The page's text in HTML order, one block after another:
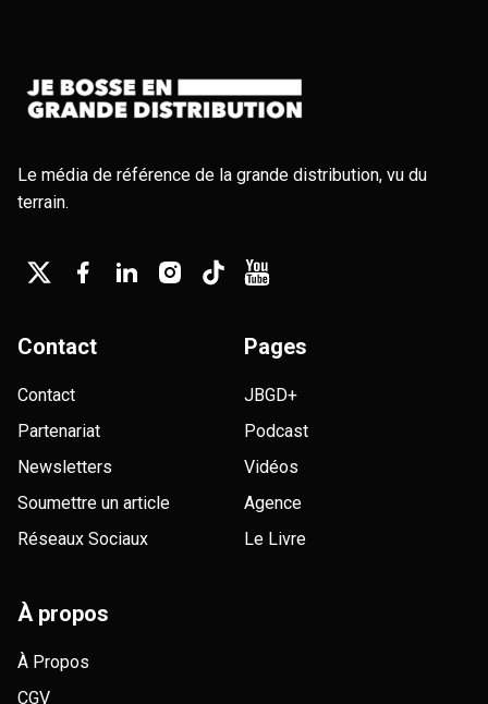
Le média de référence de la grande distribution, vu du
terrain.
Contact
Contact
Partenariat
Newsletters
Soumettre un article
Réseaux Sociaux
Pages
JBGD+
Podcast
Vidéos
Agence
Le Livre
À propos
À Propos
CGV